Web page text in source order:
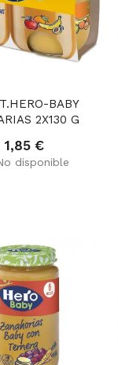
BABY
2X130 G
1,85 €
disponible